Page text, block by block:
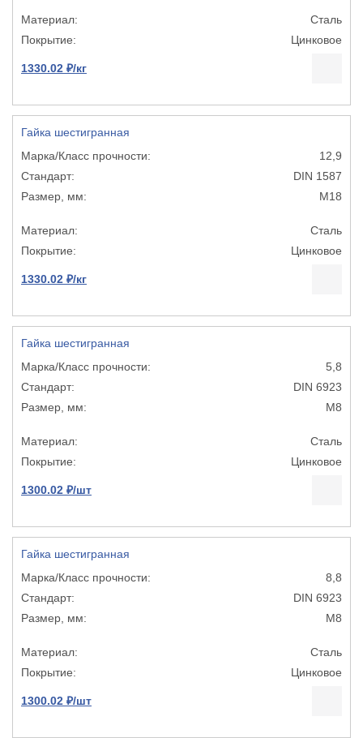
Сталь
Цинковое
1330.02 ₽/кг
Гайка шестигранная
12,9
DIN 1587
М18
Сталь
Цинковое
1330.02 ₽/кг
Гайка шестигранная
5,8
DIN 6923
М8
Сталь
Цинковое
1300.02 ₽/шт
Гайка шестигранная
8,8
DIN 6923
М8
Сталь
Цинковое
1300.02 ₽/шт